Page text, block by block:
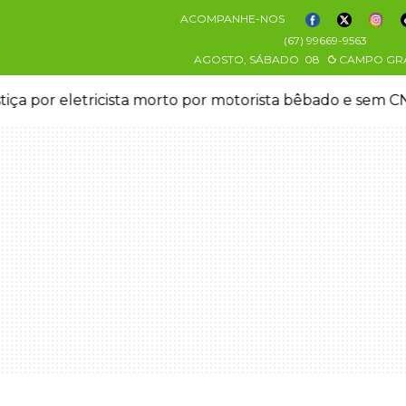
ACOMPANHE-NOS
(67) 99669-9563
AGOSTO, SÁBADO 08 CAMPO
por eletricista morto por motorista bêbado e sem